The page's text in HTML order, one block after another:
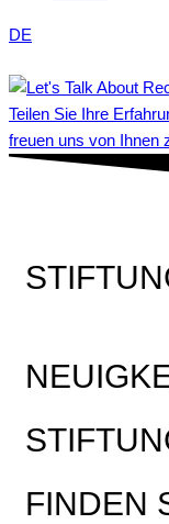
DE
Teilen Sie Ihre
freuen uns von Ihnen
FINDEN